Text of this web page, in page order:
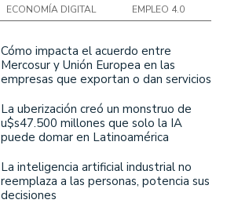
ECONOMÍA DIGITAL EMPLEO 4.0
Cómo impacta el acuerdo entre
Mercosur y Unión Europea en las
empresas que exportan o dan servicios
La uberización creó un monstruo de
u$s47.500 millones que solo la IA
puede domar en Latinoamérica
La inteligencia artificial industrial no
reemplaza a las personas, potencia sus
decisiones